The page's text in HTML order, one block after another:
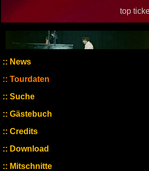
top
News
Tourdaten
Suche
Gästebuch
Credits
Download
Mitschnitte